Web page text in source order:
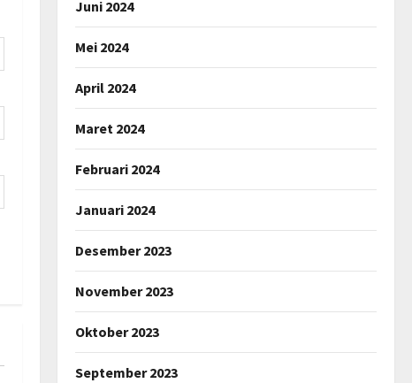
Juni 2024
Mei 2024
April 2024
Maret 2024
Februari 2024
Januari 2024
Desember 2023
November 2023
Oktober 2023
September 2023